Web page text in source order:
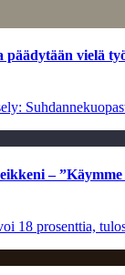
vielä
–
18 prosenttia,